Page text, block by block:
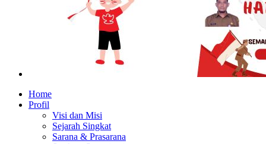
Home
Profil
Visi dan Misi
Sejarah Singkat
Sarana & Prasarana